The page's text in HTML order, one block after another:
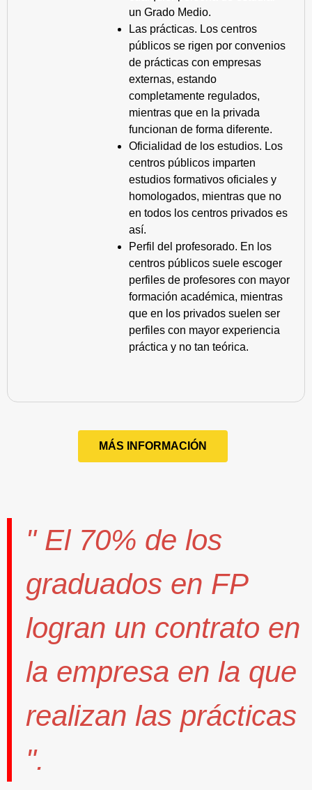
un Grado Medio.
Las prácticas. Los centros
públicos se rigen por convenios
de prácticas con empresas
externas, estando
completamente regulados,
mientras que en la privada
funcionan de forma diferente.
Oficialidad de los estudios. Los
centros públicos imparten
estudios formativos oficiales y
homologados, mientras que no
en todos los centros privados es
así.
Perfil del profesorado. En los
centros públicos suele escoger
perfiles de profesores con mayor
formación académica, mientras
que en los privados suelen ser
perfiles con mayor experiencia
práctica y no tan teórica.
MÁS INFORMACIÓN
" El 70% de los
graduados en FP
logran un contrato en
la empresa en la que
realizan las prácticas
".